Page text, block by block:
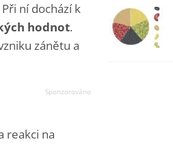
ní dochází k
hodnot.
zánětu a
reakci na